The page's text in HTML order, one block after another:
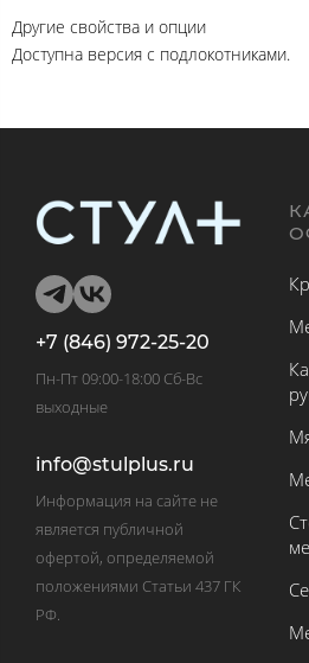
Другие свойства и опции
Доступна версия с подлокотниками.
+7 (846) 972-25-20
Пн-Пт 09:00-18:00 Сб-Вс
выходные
info@stulplus.ru
Информация на сайте не
является публичной
офертой, определяемой
положениями Статьи 437 ГК
РФ.